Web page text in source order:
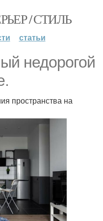
/ СТИЛЬ
статьи
недорогой
пространства на